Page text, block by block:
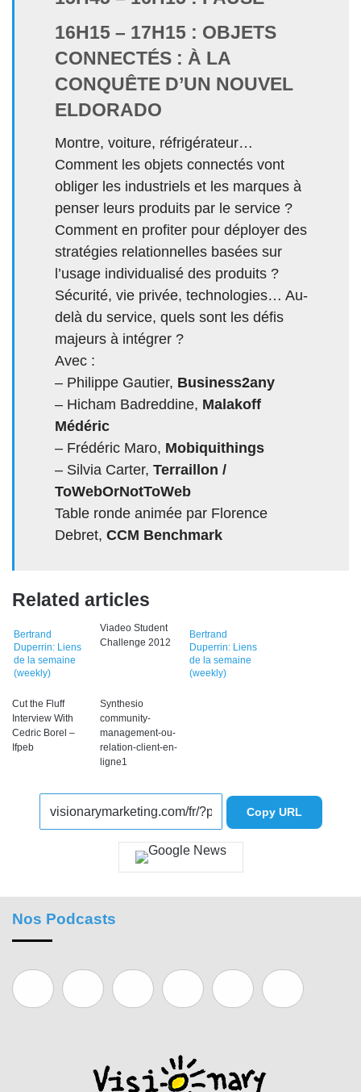
16H15 – 17H15 : OBJETS
CONNECTÉS : À LA
CONQUÊTE D’UN NOUVEL
ELDORADO
Montre, voiture, réfrigérateur…
Comment les objets connectés vont
obliger les industriels et les marques à
penser leurs produits par le service ?
Comment en profiter pour déployer des
stratégies relationnelles basées sur
l’usage individualisé des produits ?
Sécurité, vie privée, technologies… Au-
delà du service, quels sont les défis
majeurs à intégrer ?
Avec :
– Philippe Gautier, Business2any
– Hicham Badreddine, Malakoff
Médéric
– Frédéric Maro, Mobiquithings
– Silvia Carter, Terraillon /
ToWebOrNotToWeb
Table ronde animée par Florence
Debret, CCM Benchmark
Related articles
Bertrand
Duperrin: Liens
de la semaine
(weekly)
Viadeo Student
Challenge 2012
Bertrand
Duperrin: Liens
de la semaine
(weekly)
Cut the Fluff
Interview With
Cedric Borel –
Ifpeb
Synthesio
community-
management-ou-
relation-client-en-
ligne1
Copy URL
Nos Podcasts